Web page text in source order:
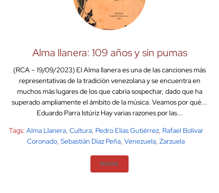
Alma llanera: 109 años y sin pumas
(RCA – 19/09/2023) El Alma llanera es una de las canciones más
representativas de la tradición venezolana y se encuentra en
muchos más lugares de los que cabría sospechar, dado que ha
superado ampliamente el ámbito de la música. Veamos por qué...
Eduardo Parra Istúriz Hay varias razones por las...
Tags: Alma Llanera, Cultura, Pedro Elías Gutiérrez, Rafael Bolivar
Coronado, Sebastián Díaz Peña, Venezuela, Zarzuela
MORE